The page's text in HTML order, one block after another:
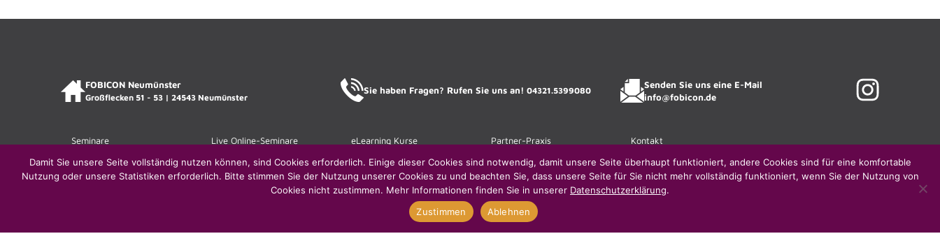
FOBICON Neumünster
Großflecken 51 - 53 | 24543 Neumünster
Sie haben Fragen? Rufen Sie uns an! 04321.5399080
Senden Sie uns eine E-Mail
info@fobicon.de
Seminare Live Online-Seminare eLearning Kurse
Partner-Praxis
REHA Neumünster
FOBICON Essen
FOBICON Fulda
THERAjobs
SANOVUM
Kontakt
AGB & Widerrufsrecht
Haftungsausschluss
Gender-Hinweis
Mein FOBICON
Damit Sie unsere Seite vollständig nutzen können, sind Cookies erforderlich. Einige dieser Cookies sind notwendig, damit unsere Seite überhaupt funktioniert, andere Cookies sind für eine komfortable
Nutzung oder unsere Statistiken erforderlich. Bitte stimmen Sie der Nutzung unserer Cookies zu und beachten Sie, dass unsere Seite für Sie nicht mehr vollständig funktioniert, wenn Sie der Nutzung von
Cookies nicht zustimmen. Mehr Informationen finden Sie in unserer Datenschutzerklärung.
Zustimmen
Ablehnen